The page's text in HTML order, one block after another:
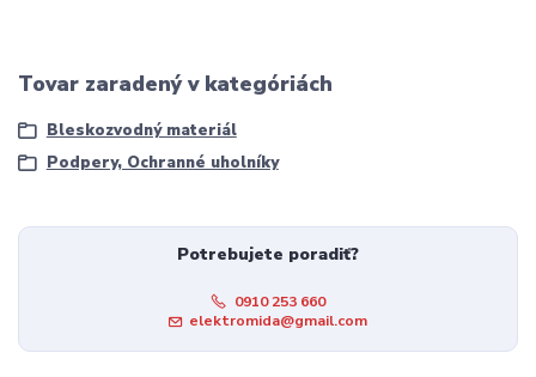
Tovar zaradený v kategóriách
Bleskozvodný materiál
Podpery, Ochranné uholníky
Potrebujete poradiť?
0910 253 660
elektromida@gmail.com